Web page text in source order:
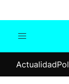
Actualidad